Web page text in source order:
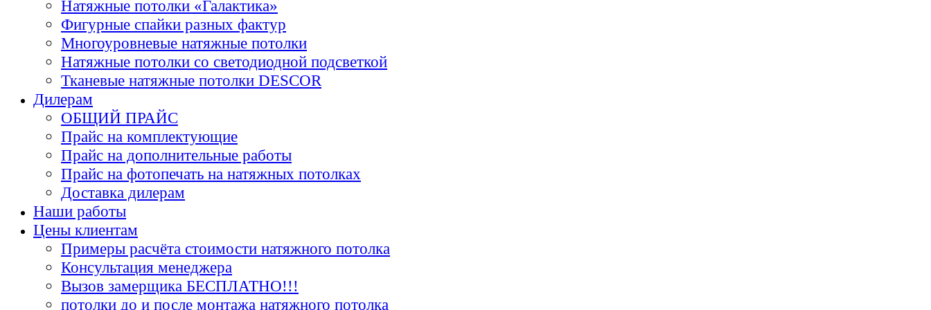
Натяжные потолки «Галактика»
Фигурные спайки разных фактур
Многоуровневые натяжные потолки
Натяжные потолки со светодиодной подсветкой
Тканевые натяжные потолки DESCOR
Дилерам
ОБЩИЙ ПРАЙС
Прайс на комплектующие
Прайс на дополнительные работы
Прайс на фотопечать на натяжных потолках
Доставка дилерам
Наши работы
Цены клиентам
Примеры расчёта стоимости натяжного потолка
Консультация менеджера
Вызов замерщика БЕСПЛАТНО!!!
потолки до и после монтажа натяжного потолка